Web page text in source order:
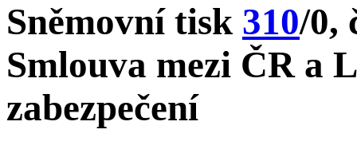
Sněmovní tisk 310/0,
Smlouva mezi ČR a
zabezpečení